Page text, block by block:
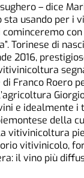
– dice
sta usando per
Torinese di
2016,
Franco Roero
e idealmente
della
vitivinicoltura
vitivinicolo,
il vino più